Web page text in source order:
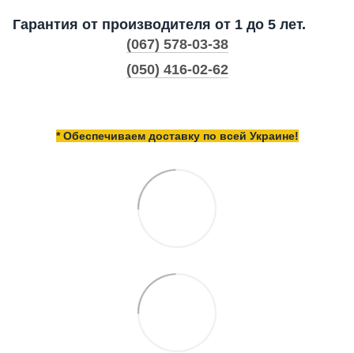
Гарантия от производителя от 1 до 5 лет.
(067) 578-03-38
(050) 416-02-62
* Обеспечиваем доставку по всей Украине!